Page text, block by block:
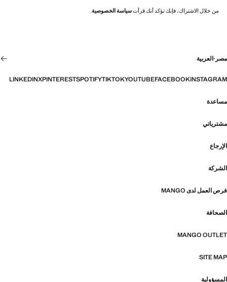
من خلال الاشتراك، فإنك تؤكد أنك قرأتسياسة الخصوصية.
مصر ·العربية
INSTAGRAM
FACEBOOK
YOUTUBE
TIKTOK
SPOTIFY
PINTEREST
X
LINKEDIN
مساعدة
مشترياتي
الإرجاع
الشركة
فرص العمل لدى MANGO
الصحافة
MANGO OUTLET
SITE MAP
المسؤولية